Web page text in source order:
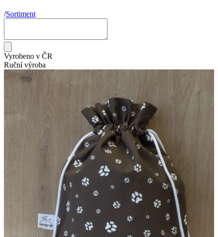
/Sortiment
Vyrobeno v ČR
Ruční výroba